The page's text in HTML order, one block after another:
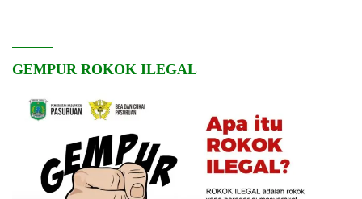
GEMPUR ROKOK ILEGAL